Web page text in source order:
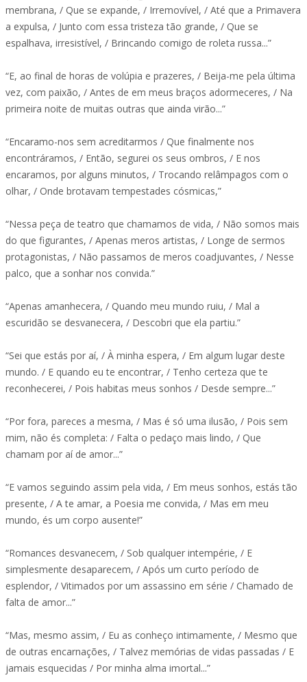
membrana, / Que se expande, / Irremovível, / Até que a Primavera
a expulsa, / Junto com essa tristeza tão grande, / Que se
espalhava, irresistível, / Brincando comigo de roleta russa...”
“E, ao final de horas de volúpia e prazeres, / Beija-me pela última
vez, com paixão, / Antes de em meus braços adormeceres, / Na
primeira noite de muitas outras que ainda virão...”
“Encaramo-nos sem acreditarmos / Que finalmente nos
encontráramos, / Então, segurei os seus ombros, / E nos
encaramos, por alguns minutos, / Trocando relâmpagos com o
olhar, / Onde brotavam tempestades cósmicas,”
“Nessa peça de teatro que chamamos de vida, / Não somos mais
do que figurantes, / Apenas meros artistas, / Longe de sermos
protagonistas, / Não passamos de meros coadjuvantes, / Nesse
palco, que a sonhar nos convida.”
“Apenas amanhecera, / Quando meu mundo ruiu, / Mal a
escuridão se desvanecera, / Descobri que ela partiu.”
“Sei que estás por aí, / À minha espera, / Em algum lugar deste
mundo. / E quando eu te encontrar, / Tenho certeza que te
reconhecerei, / Pois habitas meus sonhos / Desde sempre...”
“Por fora, pareces a mesma, / Mas é só uma ilusão, / Pois sem
mim, não és completa: / Falta o pedaço mais lindo, / Que
chamam por aí de amor...”
“E vamos seguindo assim pela vida, / Em meus sonhos, estás tão
presente, / A te amar, a Poesia me convida, / Mas em meu
mundo, és um corpo ausente!”
“Romances desvanecem, / Sob qualquer intempérie, / E
simplesmente desaparecem, / Após um curto período de
esplendor, / Vitimados por um assassino em série / Chamado de
falta de amor...”
“Mas, mesmo assim, / Eu as conheço intimamente, / Mesmo que
de outras encarnações, / Talvez memórias de vidas passadas / E
jamais esquecidas / Por minha alma imortal...”